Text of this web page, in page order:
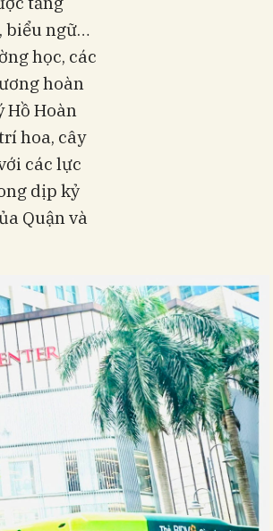
biểu ngữ…
học, các
hoàn
Hồ Hoàn
hoa, cây
các lực
dịp kỷ
Quận và